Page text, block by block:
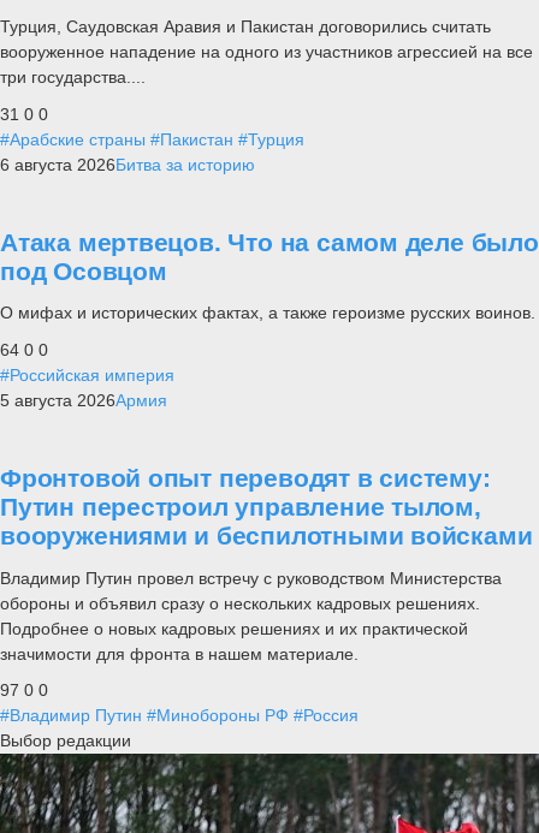
Турция, Саудовская Аравия и Пакистан договорились считать
вооруженное нападение на одного из участников агрессией на все
три государства....
31 0 0
#Арабские страны #Пакистан #Турция
6 августа 2026Битва за историю
Атака мертвецов. Что на самом деле было
под Осовцом
О мифах и исторических фактах, а также героизме русских воинов.
64 0 0
#Российская империя
5 августа 2026Армия
Фронтовой опыт переводят в систему:
Путин перестроил управление тылом,
вооружениями и беспилотными войсками
Владимир Путин провел встречу с руководством Министерства
обороны и объявил сразу о нескольких кадровых решениях.
Подробнее о новых кадровых решениях и их практической
значимости для фронта в нашем материале.
97 0 0
#Владимир Путин #Минобороны РФ #Россия
Выбор редакции